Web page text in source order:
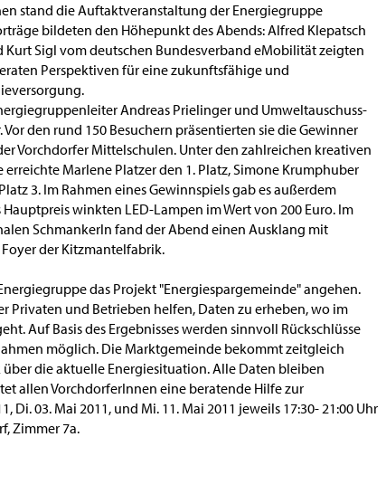
stand die Auftaktveranstaltung der Energiegruppe
bildeten den Höhepunkt des Abends: Alfred Klepatsch
Kurt Sigl vom deutschen Bundesverband eMobilität zeigten
Perspektiven für eine zukunftsfähige und
Andreas Prielinger und Umweltauschuss-
den rund 150 Besuchern präsentierten sie die Gewinner
Vorchdorfer Mittelschulen. Unter den zahlreichen kreativen
erreichte Marlene Platzer den 1. Platz, Simone Krumphuber
3. Im Rahmen eines Gewinnspiels gab es außerdem
winkten LED-Lampen im Wert von 200 Euro. Im
Schmankerln fand der Abend einen Ausklang mit
der Kitzmantelfabrik.
das Projekt "Energiespargemeinde" angehen.
Privaten und Betrieben helfen, Daten zu erheben, wo im
Auf Basis des Ergebnisses werden sinnvoll Rückschlüsse
möglich. Die Marktgemeinde bekommt zeitgleich
die aktuelle Energiesituation. Alle Daten bleiben
allen VorchdorferInnen eine beratende Hilfe zur
Di. 03. Mai 2011, und Mi. 11. Mai 2011 jeweils 17:30- 21:00 Uhr
Zimmer 7a.